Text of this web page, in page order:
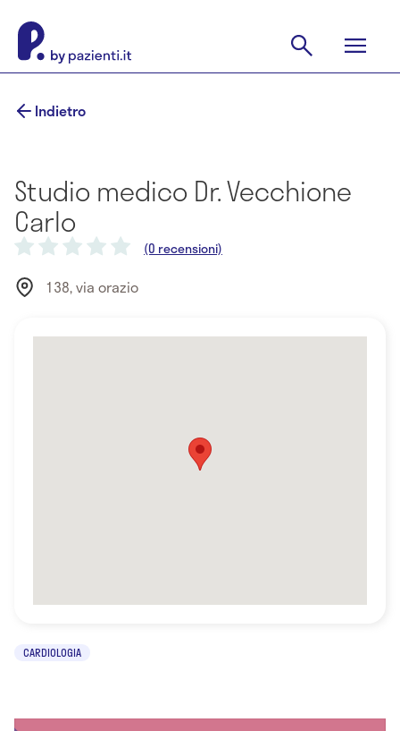
Indietro
Studio medico Dr. Vecchione
Carlo
(0 recensioni)
138, via orazio
CARDIOLOGIA